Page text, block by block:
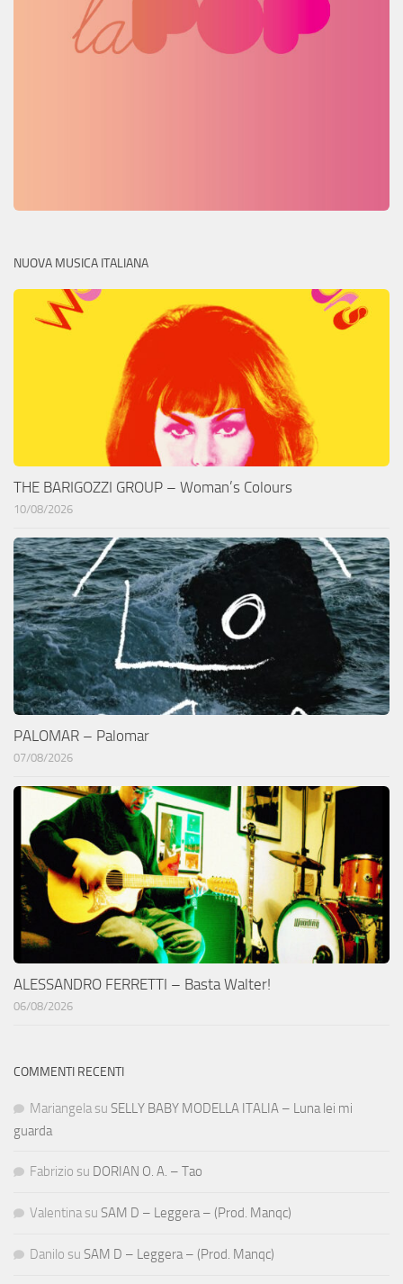
NUOVA MUSICA ITALIANA
THE BARIGOZZI GROUP – Woman’s Colours
10/08/2026
PALOMAR – Palomar
07/08/2026
ALESSANDRO FERRETTI – Basta Walter!
06/08/2026
COMMENTI RECENTI
Mariangela su SELLY BABY MODELLA ITALIA – Luna lei mi
guarda
Fabrizio su DORIAN O. A. – Tao
Valentina su SAM D – Leggera – (Prod. Manqc)
Danilo su SAM D – Leggera – (Prod. Manqc)